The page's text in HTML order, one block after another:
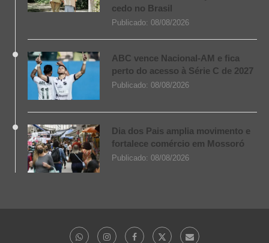
cedo no Brasil
Publicado: 08/08/2026
ABC vence Nacional-AM e fica
perto do acesso à Série C de 2027
Publicado: 08/08/2026
Dia dos Pais amplia movimento e
fortalece comércio em Mossoró
Publicado: 08/08/2026